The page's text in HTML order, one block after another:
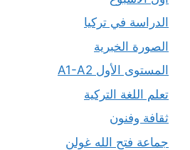
الدراسة في تركيا
الصورة الخبرية
المستوى الأول A1-A2
تعلم اللغة التركية
ثقافة وفنون
جماعة فتح الله غولن